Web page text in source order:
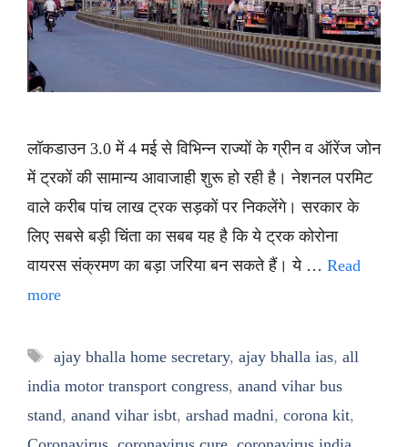
लॉकडाउन 3.0 में 4 मई से विभिन्न राज्यों के ग्रीन व ऑरेंज जोन
में ट्रकों की सामान्य आवाजाही शुरू हो रही है। नेशनल परमिट
वाले करीब पांच लाख ट्रक सड़कों पर निकलेंगे। सरकार के
लिए सबसे बड़ी चिंता का सबब यह है कि ये ट्रक कोरोना
वायरस संक्रमण का बड़ा जरिया बन सकते हैं। ये … Read
more
Tags
ajay bhalla home secretary, ajay bhalla ias, all
india motor transport congress, anand vihar bus
stand, anand vihar isbt, arshad madni, corona kit,